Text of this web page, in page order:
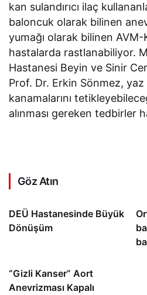
kan sulandırıcı ilaç
baloncuk olarak bilinen
yumağı olarak bilinen AVM-
hastalarda rastlanabiliyor.
Hastanesi Beyin ve Sinir
Prof. Dr. Erkin Sönmez, yaz
kanamalarını
alınması gereken tedbirler
Göz Atın
DEÜ Hastanesinde Büyük
Dönüşüm
“Gizli Kanser” Aort
Anevrizması Kapalı